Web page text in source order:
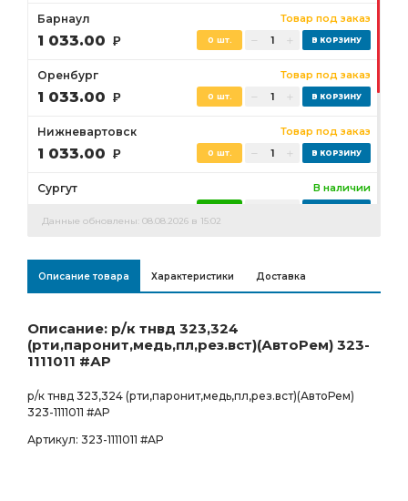
Барнаул Товар под заказ
1 033.00 Р 0 шт.
Оренбург Товар под заказ
1 033.00 Р 0 шт.
Нижневартовск Товар под заказ
1 033.00 Р 0 шт.
Сургут В наличии
1 033.00 Р
Данные обновлены: 08.08.2026 в 15:02
Описание товара Характеристики Доставка
Описание: р/к тнвд 323,324
(рти,паронит,медь,пл,рез.вст)(АвтоРем) 323-
1111011 #АР
р/к тнвд 323,324 (рти,паронит,медь,пл,рез.вст)(АвтоРем)
323-1111011 #АР
Артикул: 323-1111011 #АР